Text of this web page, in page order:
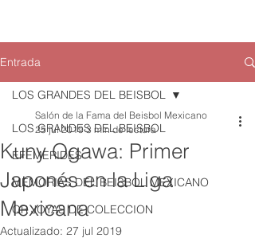
Entrada
LOS GRANDES DEL BEISBOL
EFEMERIDES
MEMORIAS DEL BEISBOL MEXICANO
QR JOYAS DE COLECCION
LOS GRANDES DEL BEISBOL
Kuny Ogawa: Primer
Japonés en la Liga
Mexicana
Salón de la Fama del Beisbol Mexicano
25 jul 2019 3 min de lectura
Actualizado: 27 jul 2019